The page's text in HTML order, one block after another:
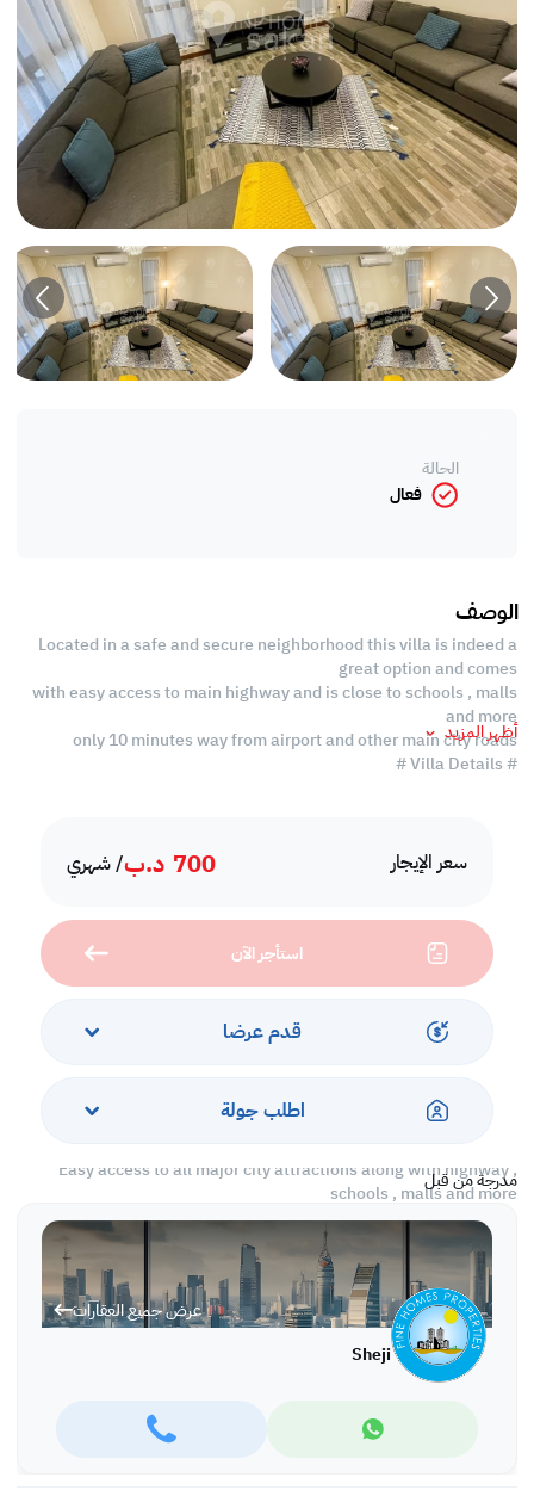
سعر الإيجار 700 د.ب/ شهري
استأجر الآن
قدم عرضا
اطلب جولة
مدرجة من قبل
عرض جميع العقارات
Sheji
الحالة
فعال
الوصف
Located in a safe and secure neighborhood this villa is indeed a
great option and comes
with easy access to main highway and is close to schools , malls
and more
only 10 minutes way from airport and other main city roads
# Villa Details #
> Generous sized 3 bedrooms with 4 bathrooms (No bedrooms in
quality equipment’s
Easy access to all major city attractions along with highway ,
schools , malls and more
Fully secured place
property specifications
Size: 240 Sqm
Rent: 700 /- Inclusive of Electricity Water & Municipality Tax
Charges
أظهر المزيد